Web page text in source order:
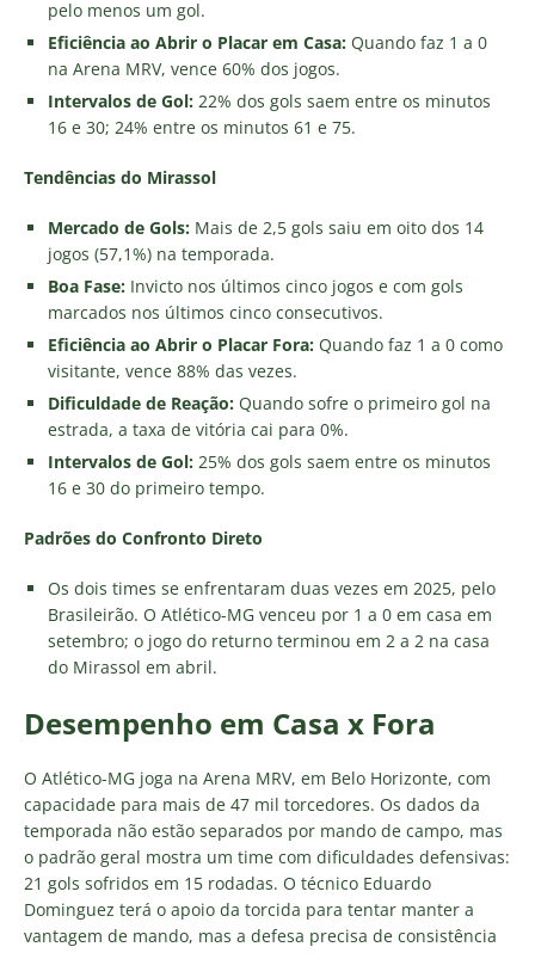
pelo menos um gol.
Eficiência ao Abrir o Placar em Casa: Quando faz 1 a 0
na Arena MRV, vence 60% dos jogos.
Intervalos de Gol: 22% dos gols saem entre os minutos
16 e 30; 24% entre os minutos 61 e 75.
Tendências do Mirassol
Mercado de Gols: Mais de 2,5 gols saiu em oito dos 14
jogos (57,1%) na temporada.
Boa Fase: Invicto nos últimos cinco jogos e com gols
marcados nos últimos cinco consecutivos.
Eficiência ao Abrir o Placar Fora: Quando faz 1 a 0 como
visitante, vence 88% das vezes.
Dificuldade de Reação: Quando sofre o primeiro gol na
estrada, a taxa de vitória cai para 0%.
Intervalos de Gol: 25% dos gols saem entre os minutos
16 e 30 do primeiro tempo.
Padrões do Confronto Direto
Os dois times se enfrentaram duas vezes em 2025, pelo
Brasileirão. O Atlético-MG venceu por 1 a 0 em casa em
setembro; o jogo do returno terminou em 2 a 2 na casa
do Mirassol em abril.
Desempenho em Casa x Fora
O Atlético-MG joga na Arena MRV, em Belo Horizonte, com
capacidade para mais de 47 mil torcedores. Os dados da
temporada não estão separados por mando de campo, mas
o padrão geral mostra um time com dificuldades defensivas:
21 gols sofridos em 15 rodadas. O técnico Eduardo
Dominguez terá o apoio da torcida para tentar manter a
vantagem de mando, mas a defesa precisa de consistência